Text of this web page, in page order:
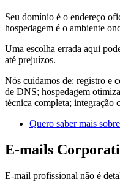
Seu domínio é o endereço
hospedagem é o ambiente
Uma escolha errada aqui
até prejuízos.
Nós cuidamos de: registro e
de DNS; hospedagem
técnica completa; integração
Quero saber mais
E-mails
E-mail profissional não é